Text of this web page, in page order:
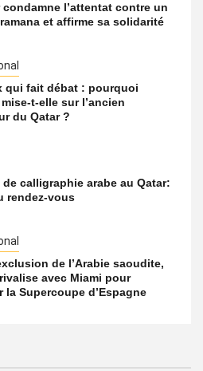
condamne l’attentat contre un
et affirme sa solidarité
qui fait débat : pourquoi
mise-t-elle sur l’ancien
du Qatar ?
calligraphie arabe au Qatar:
rendez-vous
de l’Arabie saoudite,
avec Miami pour
la Supercoupe d’Espagne